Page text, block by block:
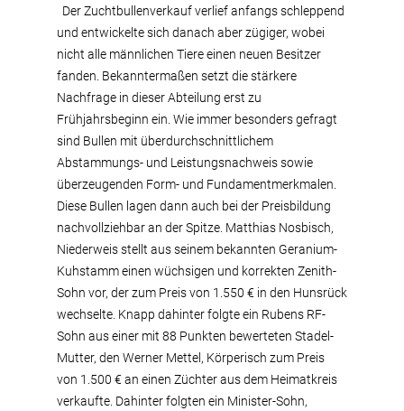
Der Zuchtbullenverkauf verlief anfangs schleppend
und entwickelte sich danach aber zügiger, wobei
nicht alle männlichen Tiere einen neuen Besitzer
fanden. Bekanntermaßen setzt die stärkere
Nachfrage in dieser Abteilung erst zu
Frühjahrsbeginn ein. Wie immer besonders gefragt
sind Bullen mit überdurchschnittlichem
Abstammungs- und Leistungsnachweis sowie
überzeugenden Form- und Fundamentmerkmalen.
Diese Bullen lagen dann auch bei der Preisbildung
nachvollziehbar an der Spitze. Matthias Nosbisch,
Niederweis stellt aus seinem bekannten Geranium-
Kuhstamm einen wüchsigen und korrekten Zenith-
Sohn vor, der zum Preis von 1.550 € in den Hunsrück
wechselte. Knapp dahinter folgte ein Rubens RF-
Sohn aus einer mit 88 Punkten bewerteten Stadel-
Mutter, den Werner Mettel, Körperisch zum Preis
von 1.500 € an einen Züchter aus dem Heimatkreis
verkaufte. Dahinter folgten ein Minister-Sohn,